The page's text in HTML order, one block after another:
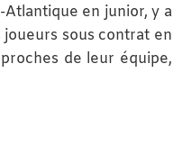
en junior, y a
sous contrat en
de leur équipe,